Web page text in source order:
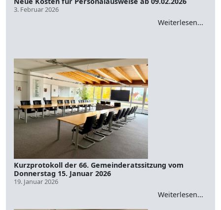
3. Februar 2026
Weiterlesen...
Kurzprotokoll der 66. Gemeinderatssitzung vom
Donnerstag 15. Januar 2026
19. Januar 2026
Weiterlesen...